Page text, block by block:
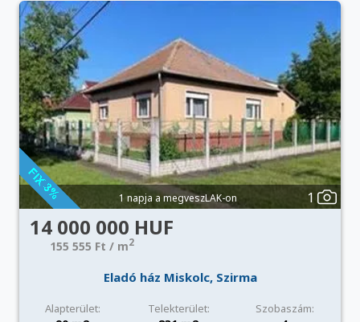
1 napja a megveszLAK-on 1
14 000 000 HUF
155 555 Ft / m2
Eladó ház Miskolc, Szirma
Alapterület: Telekterület: Szobaszám: